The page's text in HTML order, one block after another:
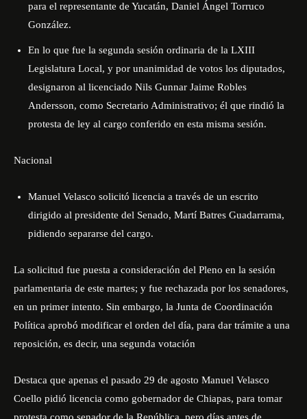
para el representante de Yucatán, Daniel Ángel Torruco
González.
En lo que fue la segunda sesión ordinaria de la LXIII
Legislatura Local, y por unanimidad de votos los diputados,
designaron al licenciado Nils Gunnar Jaime Robles
Andersson, como Secretario Administrativo; él que rindió la
protesta de ley al cargo conferido en esta misma sesión.
Nacional
Manuel Velasco solicitó licencia a través de un escrito
dirigido al presidente del Senado, Martí Batres Guadarrama,
pidiendo separarse del cargo.
La solicitud fue puesta a consideración del Pleno en la sesión
parlamentaria de este martes; y fue rechazada por los senadores,
en un primer intento. Sin embargo, la Junta de Coordinación
Política aprobó modificar el orden del día, para dar trámite a una
reposición, es decir, una segunda votación
Destaca que apenas el pasado 29 de agosto Manuel Velasco
Coello pidió licencia como gobernador de Chiapas, para tomar